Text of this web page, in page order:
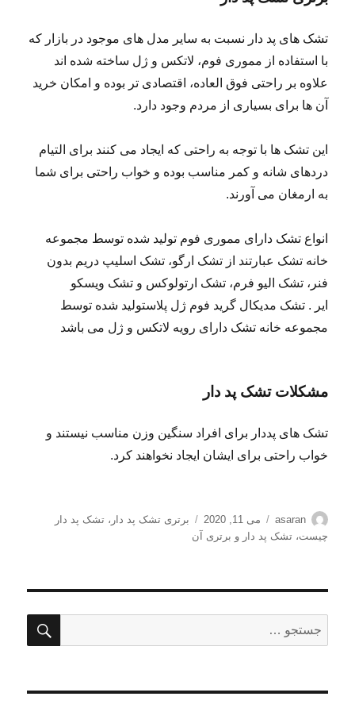
تشک های پد دار نسبت به سایر مدل های موجود در بازار که
با استفاده از مموری فوم، لاتکس و ژل ساخته شده اند
علاوه بر راحتی فوق العاده، اقتصادی تر بوده و امکان خرید
آن ها برای بسیاری از مردم وجود دارد.
این تشک ها با توجه به راحتی که ایجاد می کنند برای التیام
دردهای شانه و کمر مناسب بوده و خواب راحتی برای شما
به ارمغان می آورند.
انواع تشک دارای مموری فوم تولید شده توسط مجموعه
خانه تشک عبارتند از تشک ارگو، تشک اسلیپ دریم بدون
فنر، تشک الیو فرم، تشک ارتولوکس و تشک ویسکو
ایر . تشک مدیکال گرید فوم ژل پلاستولید شده توسط
مجموعه خانه تشک دارای رویه لاتکس و ژل می باشد
مشکلات تشک پد دار
تشک های پددار برای افراد سنگین وزن مناسب نیستند و
خواب راحتی برای ایشان ایجاد نخواهند کرد.
نویسنده
asaran
ارسال
شده
می 11, 2020 برچسب‌ها
برتری تشک پد دار ،تشک پد دار
چیست،تشک پد دار و برتری آن
برای: